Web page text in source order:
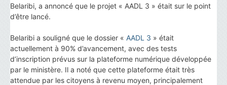
Belaribi, a annoncé que le projet « AADL 3 » était sur le point
d’être lancé.
Belaribi a souligné que le dossier « AADL 3 » était
actuellement à 90% d’avancement, avec des tests
d’inscription prévus sur la plateforme numérique développée
par le ministère. Il a noté que cette plateforme était très
attendue par les citoyens à revenu moyen, principalement